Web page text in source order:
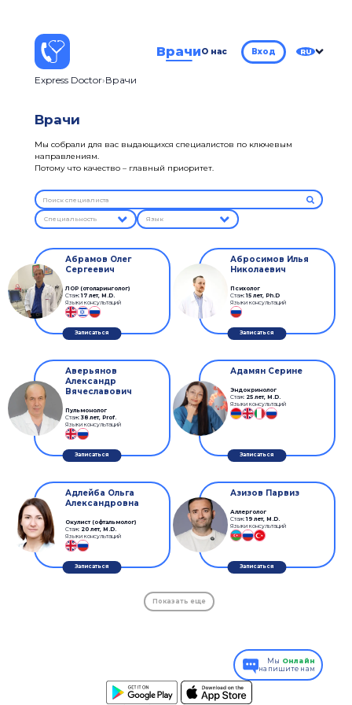
ВрачиО нас Вход RU
Express Doctor Врачи
Врачи
Мы собрали для вас выдающихся специалистов по ключевым
направлениям.
Потому что качество – главный приоритет.
Специальность Язык
Абрамов Олег
Сергеевич
ЛOP (отоларинголог)
Стаж:17 лет, M.D.
Языки консультаций
Записаться
Абросимов Илья
Николаевич
Психолог
Стаж:15 лет, Ph.D
Языки консультаций
Записаться
Аверьянов
Александр
Вячеславович
Пульмонолог
Стаж: 38 лет, Prof.
Языки консультаций
Записаться
Адамян Серине
Эндокринолог
Стаж: 25 лет, M.D.
Языки консультаций
Записаться
Адлейба Ольга
Александровна
Окулист (офтальмолог)
Стаж: 20 лет, M.D.
Языки консультаций
Записаться
Азизов Парвиз
Аллерголог
Стаж:19 лет, M.D.
Языки консультаций
Записаться
Показать еще
Мы Онлайн
напишите нам